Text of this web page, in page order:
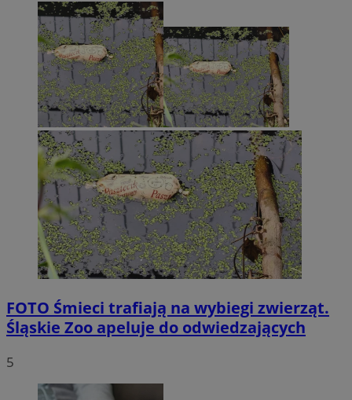
FOTO Śmieci trafiają na wybiegi zwierząt.
Śląskie Zoo apeluje do odwiedzających
5